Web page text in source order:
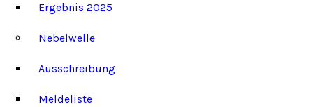
Ergebnis 2025
Nebelwelle
Ausschreibung
Meldeliste